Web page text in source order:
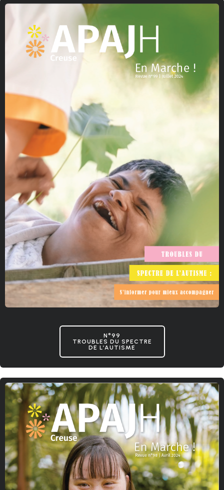
N°99
TROUBLES DU SPECTRE
DE L’AUTISME